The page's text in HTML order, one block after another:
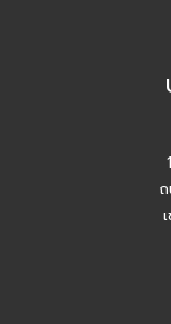
ปี 2026 #Agentบ้
สัมมนาวันนี้ เพื่อย
สัมมนา AGENT
กิจกรรมปีใหม่ บ้า